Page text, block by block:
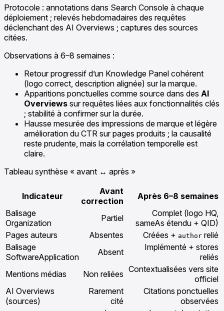
Protocole : annotations dans Search Console à chaque
déploiement ; relevés hebdomadaires des requêtes
déclenchant des AI Overviews ; captures des sources
citées.
Observations à 6–8 semaines :
Retour progressif d’un Knowledge Panel cohérent
(logo correct, description alignée) sur la marque.
Apparitions ponctuelles comme source dans des AI
Overviews sur requêtes liées aux fonctionnalités clés
; stabilité à confirmer sur la durée.
Hausse mesurée des impressions de marque et légère
amélioration du CTR sur pages produits ; la causalité
reste prudente, mais la corrélation temporelle est
claire.
Tableau synthèse « avant ↔ après »
Indicateur
Avant
correction
Après 6–8 semaines
Balisage
Organization
Partiel
Complet (logo HQ,
sameAs étendu + QID)
Pages auteurs
Absentes Créées + author relié
Balisage
SoftwareApplication
Absent
Implémenté + stores
reliés
Mentions médias
Non reliées Contextualisées vers site
officiel
AI Overviews
(sources)
Rarement
cité
Citations ponctuelles
observées